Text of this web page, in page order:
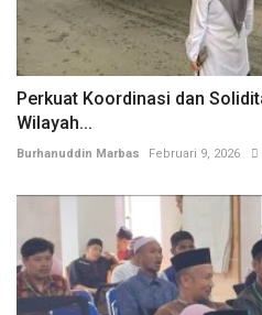
Perkuat Koordinasi dan
Wilayah...
Burhanuddin Marbas Februari 9, 2026